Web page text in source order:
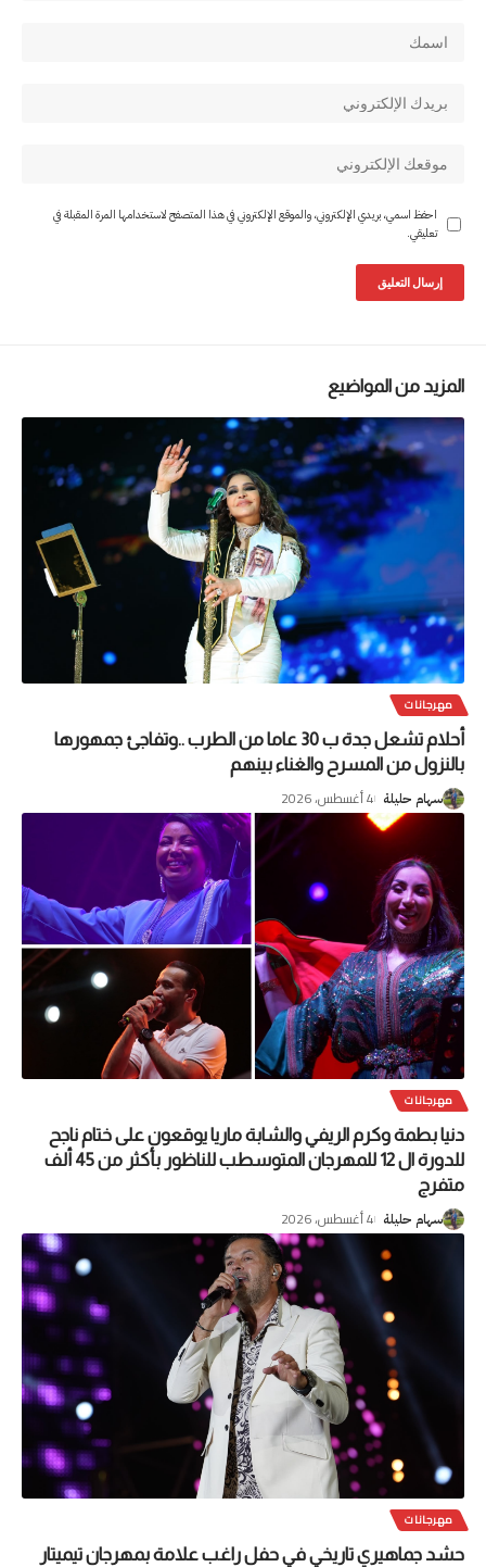
احفظ اسمي، بريدي الإلكتروني، والموقع الإلكتروني في هذا المتصفح لاستخدامها المرة المقبلة في
تعليقي.
المزيد من المواضيع
مهرجانات
أحلام تشعل جدة ب 30 عاما من الطرب ..وتفاجئ جمهورها
بالنزول من المسرح والغناء بينهم
سهام حليلة 4 أغسطس، 2026
مهرجانات
دنيا بطمة وكرم الريفي والشابة ماريا يوقعون على ختام ناجح
للدورة ال 12 للمهرجان المتوسطب للناظور بأكثر من 45 ألف
متفرج
سهام حليلة 4 أغسطس، 2026
مهرجانات
حشد جماهيري تاريخي في حفل راغب علامة بمهرجان تيميتار